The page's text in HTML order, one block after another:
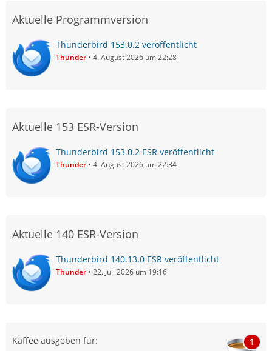
Aktuelle Programmversion
Thunderbird 153.0.2 veröffentlicht
Thunder 4. August 2026 um 22:28
Aktuelle 153 ESR-Version
Thunderbird 153.0.2 ESR veröffentlicht
Thunder 4. August 2026 um 22:34
Aktuelle 140 ESR-Version
Thunderbird 140.13.0 ESR veröffentlicht
Thunder 22. Juli 2026 um 19:16
Kaffee ausgeben für: 1